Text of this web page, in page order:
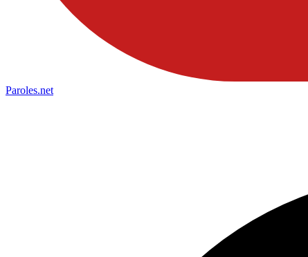
Paroles.net